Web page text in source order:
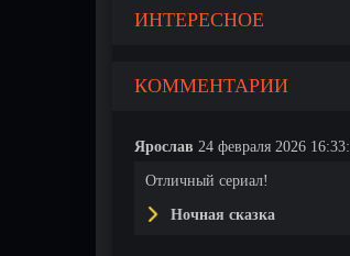
ИНТЕРЕСНОЕ
КОММЕНТАРИИ
Ярослав 24 февраля 2026 16:33:
Отличный сериал!
Ночная сказка